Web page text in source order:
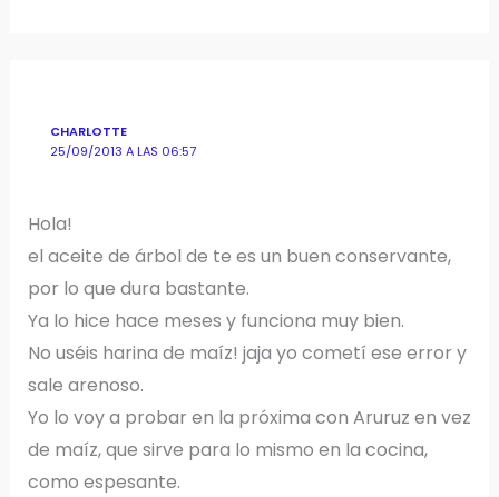
CHARLOTTE
25/09/2013 A LAS 06:57
Hola!
el aceite de árbol de te es un buen conservante,
por lo que dura bastante.
Ya lo hice hace meses y funciona muy bien.
No uséis harina de maíz! jaja yo cometí ese error y
sale arenoso.
Yo lo voy a probar en la próxima con Aruruz en vez
de maíz, que sirve para lo mismo en la cocina,
como espesante.